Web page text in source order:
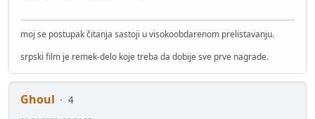
moj se postupak čitanja sastoji u visokoobdarenom prelistavanju.
srpski film je remek-delo koje treba da dobije sve prve nagrade.
Ghoul
4